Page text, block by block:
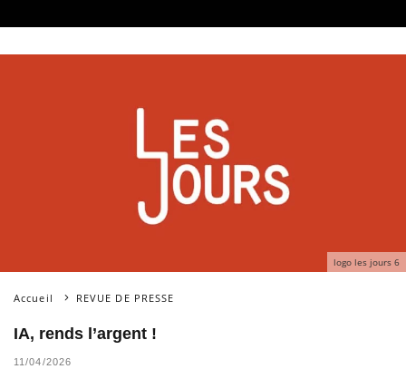
logo les jours 6
Accueil REVUE DE PRESSE
IA, rends l’argent !
11/04/2026